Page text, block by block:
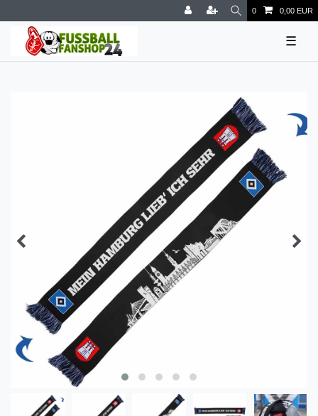
0 0,00 EUR
☰